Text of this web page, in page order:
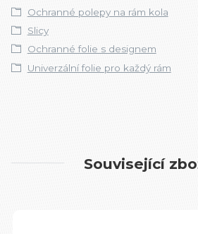
Ochranné polepy na rám kola
Slicy
Ochranné folie s designem
Univerzální folie pro každý rám
Související